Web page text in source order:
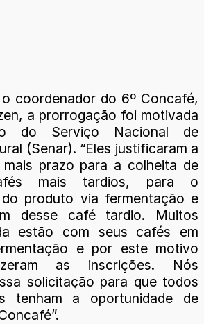
coordenador do 6º Concafé,
a prorrogação foi motivada
do Serviço Nacional de
(Senar). “Eles justificaram a
mais prazo para a colheita de
mais tardios, para o
produto via fermentação e
desse café tardio. Muitos
estão com seus cafés em
e por este motivo
as inscrições. Nós
solicitação para que todos
tenham a oportunidade de